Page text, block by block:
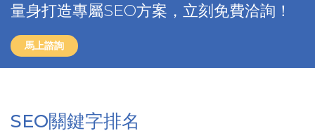
量身打造專屬SEO方案，立刻免費洽詢！
馬上諮詢
SEO關鍵字排名